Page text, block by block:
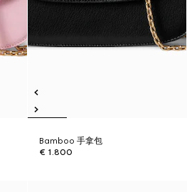
Bamboo 手拿包
€ 1.800